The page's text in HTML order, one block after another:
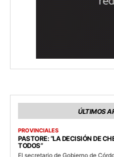
ÚLTIMOS
PROVINCIALES
PASTORE: “LA DECISIÓN DE
TODOS”
El secretario de Gobierno de